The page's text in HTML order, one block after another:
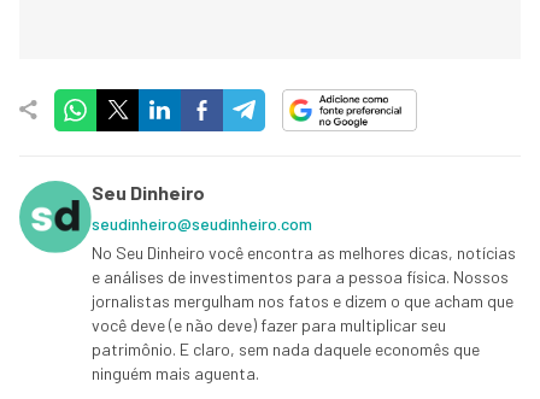
Seu Dinheiro
seudinheiro@seudinheiro.com
No Seu Dinheiro você encontra as melhores dicas, notícias
e análises de investimentos para a pessoa física. Nossos
jornalistas mergulham nos fatos e dizem o que acham que
você deve (e não deve) fazer para multiplicar seu
patrimônio. E claro, sem nada daquele economês que
ninguém mais aguenta.